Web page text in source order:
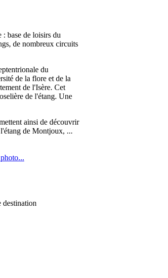
: base de loisirs du
de nombreux circuits
du
de la flore et de la
de l'Isère. Cet
de l'étang. Une
ainsi de découvrir
de Montjoux, ...